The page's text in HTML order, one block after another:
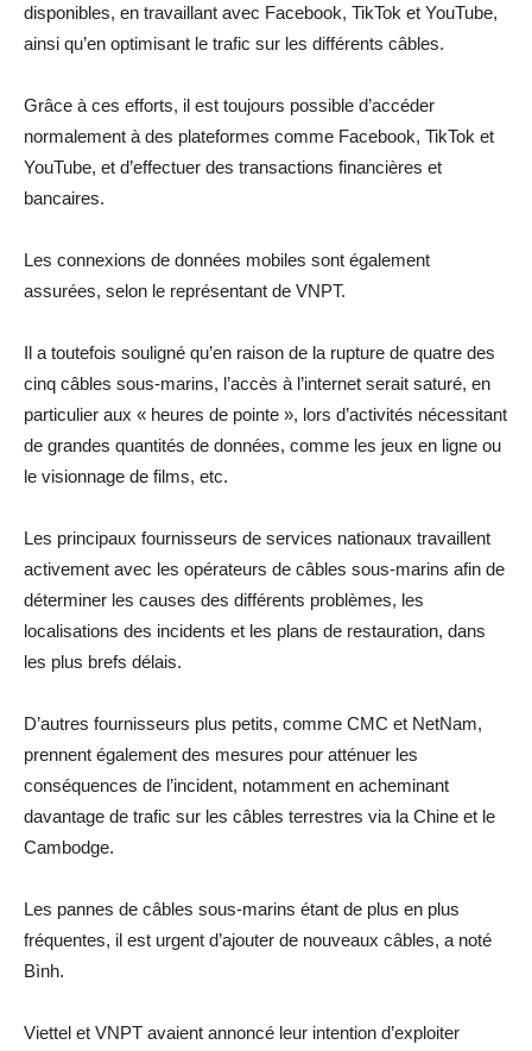
disponibles, en travaillant avec Facebook, TikTok et YouTube,
ainsi qu’en optimisant le trafic sur les différents câbles.
Grâce à ces efforts, il est toujours possible d’accéder
normalement à des plateformes comme Facebook, TikTok et
YouTube, et d’effectuer des transactions financières et
bancaires.
Les connexions de données mobiles sont également
assurées, selon le représentant de VNPT.
Il a toutefois souligné qu’en raison de la rupture de quatre des
cinq câbles sous-marins, l’accès à l’internet serait saturé, en
particulier aux « heures de pointe », lors d’activités nécessitant
de grandes quantités de données, comme les jeux en ligne ou
le visionnage de films, etc.
Les principaux fournisseurs de services nationaux travaillent
activement avec les opérateurs de câbles sous-marins afin de
déterminer les causes des différents problèmes, les
localisations des incidents et les plans de restauration, dans
les plus brefs délais.
D’autres fournisseurs plus petits, comme CMC et NetNam,
prennent également des mesures pour atténuer les
conséquences de l’incident, notamment en acheminant
davantage de trafic sur les câbles terrestres via la Chine et le
Cambodge.
Les pannes de câbles sous-marins étant de plus en plus
fréquentes, il est urgent d’ajouter de nouveaux câbles, a noté
Bình.
Viettel et VNPT avaient annoncé leur intention d’exploiter